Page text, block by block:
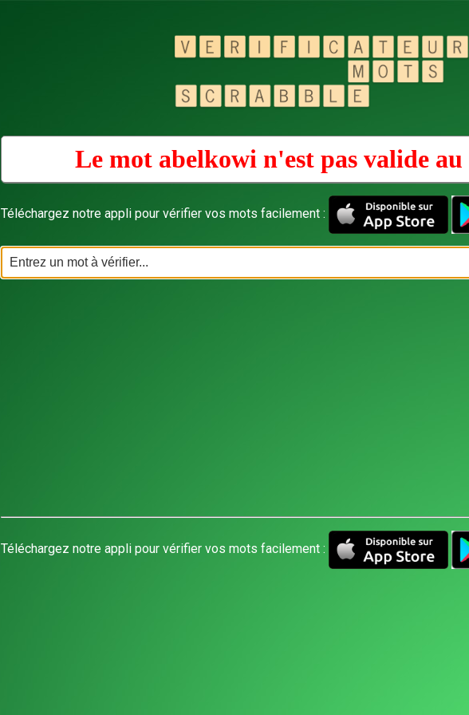
Le mot abelkowi n'est pas valide au
Téléchargez notre appli pour vérifier vos mots facilement :
Téléchargez notre appli pour vérifier vos mots facilement :